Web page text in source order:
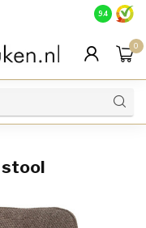
Gratis
9.4
0
stool